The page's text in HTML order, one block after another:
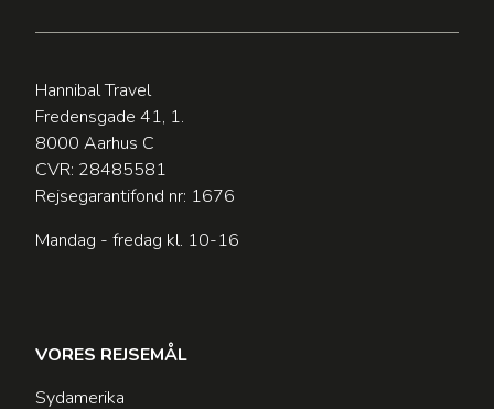
Hannibal Travel
Fredensgade 41, 1.
8000 Aarhus C
CVR: 28485581
Rejsegarantifond nr: 1676
Mandag - fredag kl. 10-16
VORES REJSEMÅL
Sydamerika